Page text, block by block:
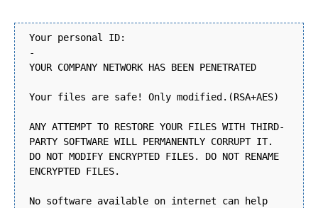
Your personal ID:
-
YOUR COMPANY NETWORK HAS BEEN PENETRATED
Your files are safe! Only modified.(RSA+AES)
ANY ATTEMPT TO RESTORE YOUR FILES WITH THIRD-
PARTY SOFTWARE WILL PERMANENTLY CORRUPT IT.
DO NOT MODIFY ENCRYPTED FILES. DO NOT RENAME
ENCRYPTED FILES.
No software available on internet can help